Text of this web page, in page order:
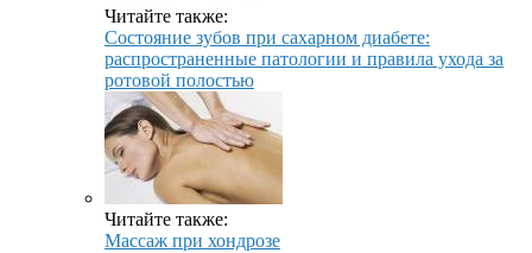
Читайте также:
Состояние зубов при сахарном диабете:
распространенные патологии и правила ухода за
ротовой полостью
Читайте также:
Массаж при хондрозе